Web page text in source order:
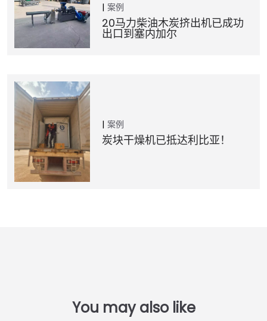
案例
20马力柴油木炭挤出机已成功
出口到塞内加尔
案例
炭块干燥机已抵达利比亚！